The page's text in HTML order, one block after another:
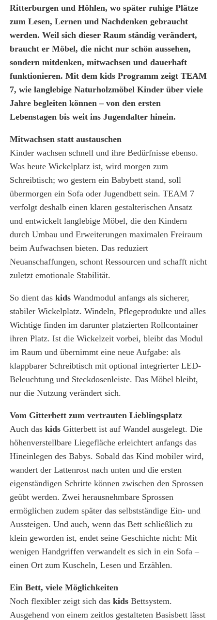
Ritterburgen und Höhlen, wo später ruhige Plätze
zum Lesen, Lernen und Nachdenken gebraucht
werden. Weil sich dieser Raum ständig verändert,
braucht er Möbel, die nicht nur schön aussehen,
sondern mitdenken, mitwachsen und dauerhaft
funktionieren. Mit dem kids Programm zeigt TEAM
7, wie langlebige Naturholzmöbel Kinder über viele
Jahre begleiten können – von den ersten
Lebenstagen bis weit ins Jugendalter hinein.
Mitwachsen statt austauschen
Kinder wachsen schnell und ihre Bedürfnisse ebenso.
Was heute Wickelplatz ist, wird morgen zum
Schreibtisch; wo gestern ein Babybett stand, soll
übermorgen ein Sofa oder Jugendbett sein. TEAM 7
verfolgt deshalb einen klaren gestalterischen Ansatz
und entwickelt langlebige Möbel, die den Kindern
durch Umbau und Erweiterungen maximalen Freiraum
beim Aufwachsen bieten. Das reduziert
Neuanschaffungen, schont Ressourcen und schafft nicht
zuletzt emotionale Stabilität.
So dient das kids Wandmodul anfangs als sicherer,
stabiler Wickelplatz. Windeln, Pflegeprodukte und alles
Wichtige finden im darunter platzierten Rollcontainer
ihren Platz. Ist die Wickelzeit vorbei, bleibt das Modul
im Raum und übernimmt eine neue Aufgabe: als
klappbarer Schreibtisch mit optional integrierter LED-
Beleuchtung und Steckdosenleiste. Das Möbel bleibt,
nur die Nutzung verändert sich.
Vom Gitterbett zum vertrauten Lieblingsplatz
Auch das kids Gitterbett ist auf Wandel ausgelegt. Die
höhenverstellbare Liegefläche erleichtert anfangs das
Hineinlegen des Babys. Sobald das Kind mobiler wird,
wandert der Lattenrost nach unten und die ersten
eigenständigen Schritte können zwischen den Sprossen
geübt werden. Zwei herausnehmbare Sprossen
ermöglichen zudem später das selbstständige Ein- und
Aussteigen. Und auch, wenn das Bett schließlich zu
klein geworden ist, endet seine Geschichte nicht: Mit
wenigen Handgriffen verwandelt es sich in ein Sofa –
einen Ort zum Kuscheln, Lesen und Erzählen.
Ein Bett, viele Möglichkeiten
Noch flexibler zeigt sich das kids Bettsystem.
Ausgehend von einem zeitlos gestalteten Basisbett lässt